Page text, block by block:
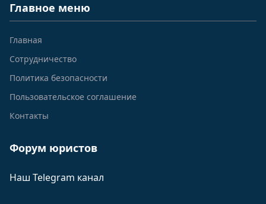
Главное меню
Главная
Сотрудничество
Политика безопасности
Пользовательское соглашение
Контакты
Форум юристов
Наш Telegram канал